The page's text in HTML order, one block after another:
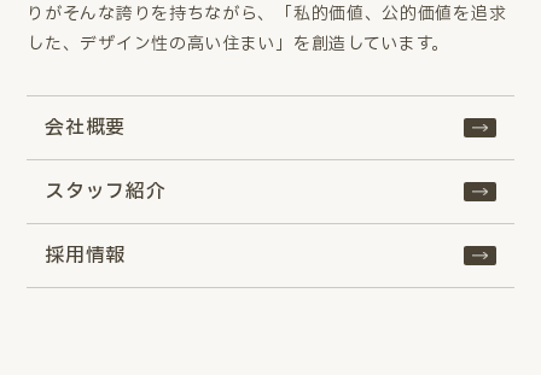
りがそんな誇りを持ちながら、「私的価値、公的価値を追求
した、デザイン性の高い住まい」を創造しています。
会社概要
スタッフ紹介
採用情報